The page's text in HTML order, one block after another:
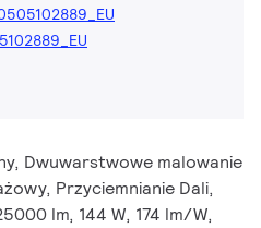
Dwuwarstwowe malowanie
Przyciemnianie Dali,
lm, 144 W, 174 lm/W,